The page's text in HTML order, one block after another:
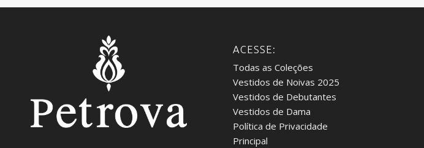
ACESSE:
Todas as Coleções
Vestidos de Noivas 2025
Vestidos de Debutantes
Vestidos de Dama
Política de Privacidade
Principal